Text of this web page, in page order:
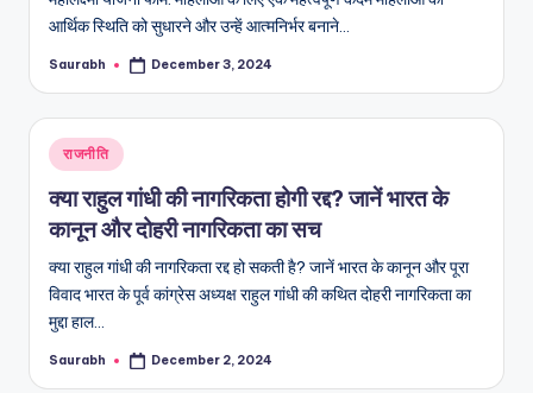
आर्थिक स्थिति को सुधारने और उन्हें आत्मनिर्भर बनाने…
Posted
Saurabh December 3, 2024
Posted
in
राजनीति
क्या राहुल गांधी की नागरिकता होगी रद्द? जानें भारत के
कानून और दोहरी नागरिकता का सच
क्या राहुल गांधी की नागरिकता रद्द हो सकती है? जानें भारत के कानून और पूरा
विवाद भारत के पूर्व कांग्रेस अध्यक्ष राहुल गांधी की कथित दोहरी नागरिकता का
मुद्दा हाल…
Posted
Saurabh December 2, 2024